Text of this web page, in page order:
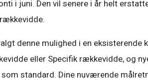
i juni. Den vil senere i år helt
denne mulighed i en eksisterende
eller Specifik rækkevidde, og
standard. Dine nuværende